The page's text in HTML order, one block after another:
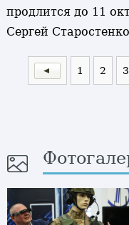
продлится до 11
Сергей Старостенко
1 2 3